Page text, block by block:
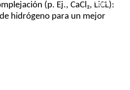
(p. Ej., CaCl₂, LiCL):
hidrógeno para un mejor